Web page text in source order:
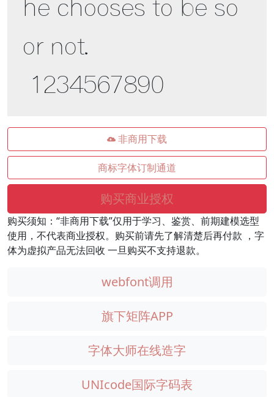
or not.
1234567890
非商用下载
商标字体订制通道
购买商业授权
购买须知：“非商用下载”仅用于学习、鉴赏、前期建模选型
使用，不代表商业授权。购买前请先了解清楚后再付款 ，字
体为虚拟产品无法回收 一旦购买不支持退款。
webfont调用
旗下矩阵APP
字体大师在线造字
UNIcode国际字码表